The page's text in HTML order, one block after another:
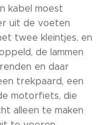
kabel moest
uit de voeten
twee kleintjes, en
de lammen
en daar
trekpaard, een
motorfiets, die
alleen te maken